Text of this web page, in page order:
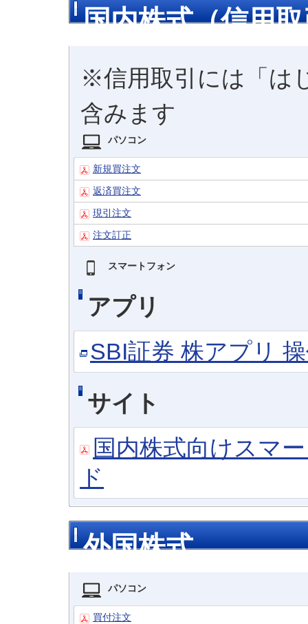
国内株式（信用
※信用取引には「は
含みます
パソコン
新規買注文
返済買注文
現引注文
注文訂正
スマートフォン
アプリ
SBI証券 株アプリ
サイト
国内株式向けスマ
ド
外国株式
パソコン
買付注文